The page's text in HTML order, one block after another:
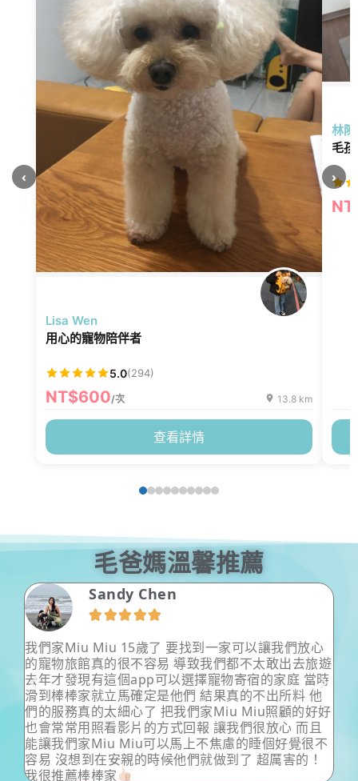
Lisa Wen
用心的寵物陪伴者
5.0(294)
NT$600/次 13.8 km
查看詳情
林
毛
‹ ›
毛爸媽溫馨推薦
心
旅遊
當時
他
好好
且
很不
！
Morris Lee
   
超級細心溫柔以及專業的保姆姊姊，把狗狗照顧的無
微不至，會主動定時回報狗狗狀況以及跟飼主討論。
狗狗有問題也很熱心中肯的飼主意見以及給予協助。
狗狗給保姆姊姊帶根本舒適到不想回家啦！飼主也能
安全出遊。超級無敵棒的姊姊！